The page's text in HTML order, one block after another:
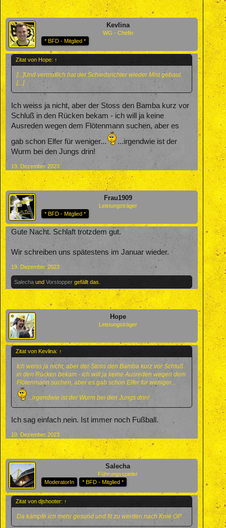
Kevlina
WG - Chefin
* BFD - Mitglied *
Zitat von Hope: ↑
[...]Und vermutlich hat der Schiedsrichter wieder Mist gebaut.
[...]
Ich weiss ja nicht, aber der Stoss den Bamba kurz vor
Schluß in den Rücken bekam - ich will ja keine
Ausreden wegen dem Flötenmann suchen, aber es
gab schon Elfer für weniger...
...irgendwie ist der
Wurm bei den Jungs drin!
19. Dezember 2023
Frau1909
Leistungsträger
* BFD - Mitglied *
Gute Nacht. Schlaft trotzdem gut.
Wir schreiben uns spätestens im Januar wieder.
19. Dezember 2023
Salecha und Vorstopper gefällt das.
Hope
Leistungsträger
Zitat von Kevlina: ↑
Ich weiss ja nicht, aber der Stoss den Bamba kurz vor Schluß
in den Rücken bekam - ich will ja keine Ausreden wegen dem
Flötenmann suchen, aber es gab schon Elfer für weniger...
...irgendwie ist der Wurm bei den Jungs drin!
Ich sag einfach nein. Ist immer noch Fußball.
19. Dezember 2023
Salecha
Führungsspieler
ModeratorIn
* BFD - Mitglied *
Zitat von djshooter: ↑
Da kämpfe ich mehr gesund und fit zu werden nach Knie OP